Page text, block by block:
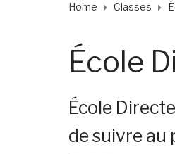
Home Classes
École
École
de suivre au